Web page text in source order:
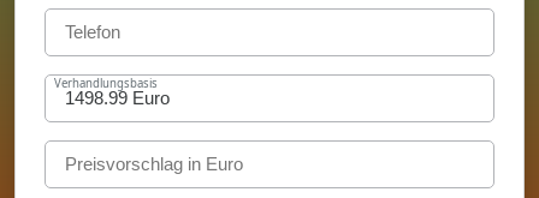
Verhandlungsbasis